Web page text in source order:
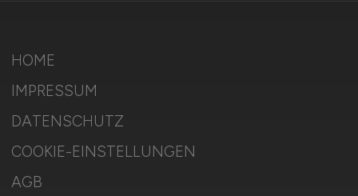
HOME
IMPRESSUM
DATENSCHUTZ
COOKIE-EINSTELLUNGEN
AGB